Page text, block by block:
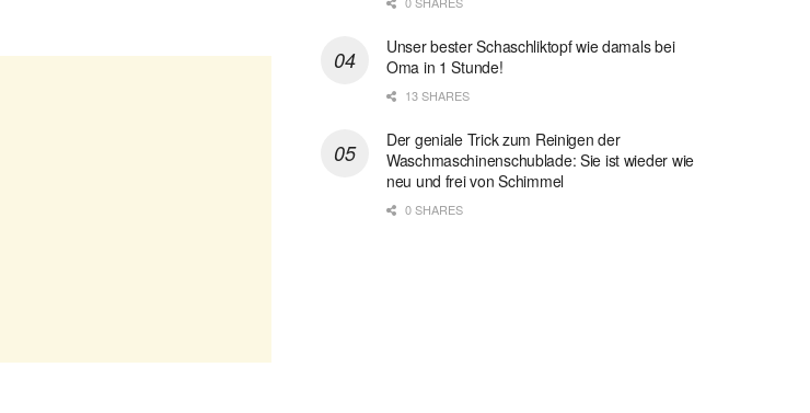
Unser bester Schaschliktopf wie damals bei
Oma in 1 Stunde!
13 SHARES
Der geniale Trick zum Reinigen der
Waschmaschinenschublade: Sie ist wieder wie
neu und frei von Schimmel
0 SHARES